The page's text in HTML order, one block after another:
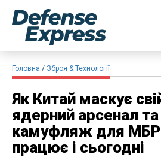
Головна Зброя & Технології
Як Китай маскує
ядерний арсенал
камуфляж для
працює і сьогодні